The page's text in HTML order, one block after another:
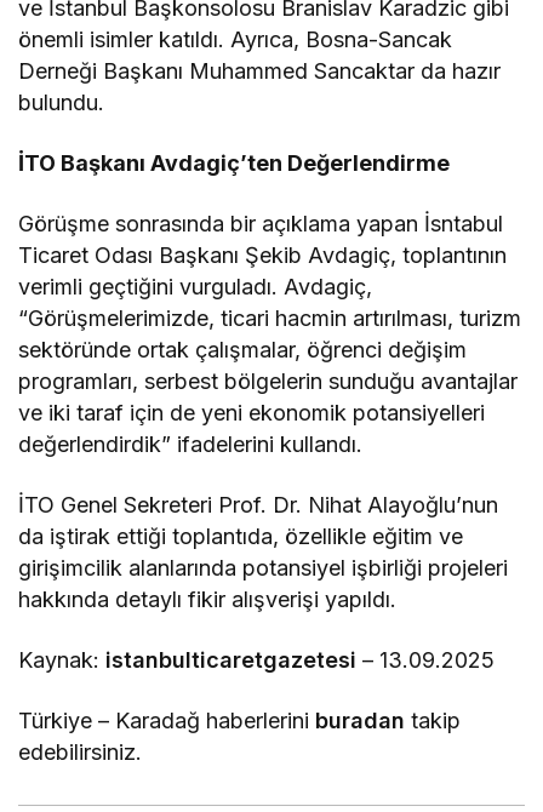
ve İstanbul Başkonsolosu Branislav Karadzic gibi
önemli isimler katıldı. Ayrıca, Bosna-Sancak
Derneği Başkanı Muhammed Sancaktar da hazır
bulundu.
İTO Başkanı Avdagiç’ten Değerlendirme
Görüşme sonrasında bir açıklama yapan İsntabul
Ticaret Odası Başkanı Şekib Avdagiç, toplantının
verimli geçtiğini vurguladı. Avdagiç,
“Görüşmelerimizde, ticari hacmin artırılması, turizm
sektöründe ortak çalışmalar, öğrenci değişim
programları, serbest bölgelerin sunduğu avantajlar
ve iki taraf için de yeni ekonomik potansiyelleri
değerlendirdik” ifadelerini kullandı.
İTO Genel Sekreteri Prof. Dr. Nihat Alayoğlu’nun
da iştirak ettiği toplantıda, özellikle eğitim ve
girişimcilik alanlarında potansiyel işbirliği projeleri
hakkında detaylı fikir alışverişi yapıldı.
Kaynak: istanbulticaretgazetesi – 13.09.2025
Türkiye – Karadağ haberlerini buradan takip
edebilirsiniz.